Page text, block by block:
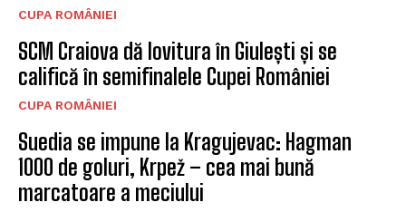
CUPA ROMÂNIEI
SCM Craiova dă lovitura în Giulești și se
califică în semifinalele Cupei României
CUPA ROMÂNIEI
Suedia se impune la Kragujevac: Hagman
1000 de goluri, Krpež – cea mai bună
marcatoare a meciului